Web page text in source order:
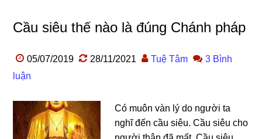
Cầu siêu thế nào là đúng Chánh pháp
05/07/2019 28/11/2021 Tuệ Tâm
3 Bình
luận
Có muôn vàn lý do người ta
nghĩ đến cầu siêu. Cầu siêu cho